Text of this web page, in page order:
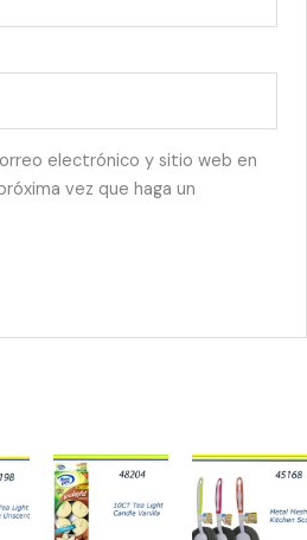
electrónico y sitio web en
vez que haga un
48204
-
TEA
45168
-
METAL